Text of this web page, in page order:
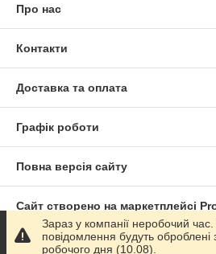
Про нас
Контакти
Доставка та оплата
Графік роботи
Повна версія сайту
Сайт створено на маркетплейсі
Політика конфіденційності
Зараз у компанії неробочий
повідомлення будуть
робочого дня (10.08).